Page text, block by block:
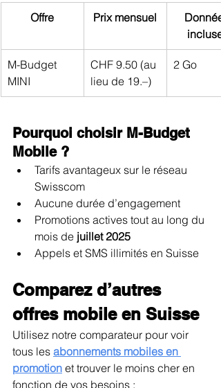
Offre Prix mensuel
incluses
M-Budget
MINI
CHF 9.50 (au
lieu de 19.–)
2 Go
Pourquoi choisir M-Budget
Mobile ?
Tarifs avantageux sur le réseau
Swisscom
Aucune durée d’engagement
Promotions actives tout au long du
mois de juillet 2025
Appels et SMS illimités en Suisse
Comparez d’autres
offres mobile en Suisse
Utilisez notre comparateur pour voir
tous les abonnements mobiles en
promotion et trouver le moins cher en
fonction de vos besoins :